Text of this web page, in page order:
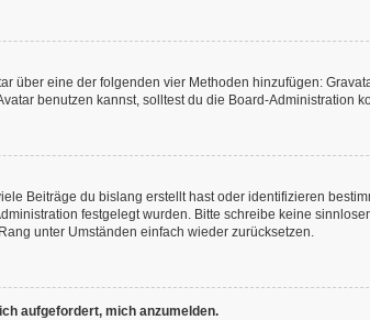
über eine der folgenden vier Methoden hinzufügen:
benutzen kannst, solltest du die Board-Administration
Beiträge du bislang erstellt hast oder identifizieren
festgelegt wurden. Bitte schreibe keine
unter Umständen einfach wieder zurücksetzen.
aufgefordert, mich anzumelden.